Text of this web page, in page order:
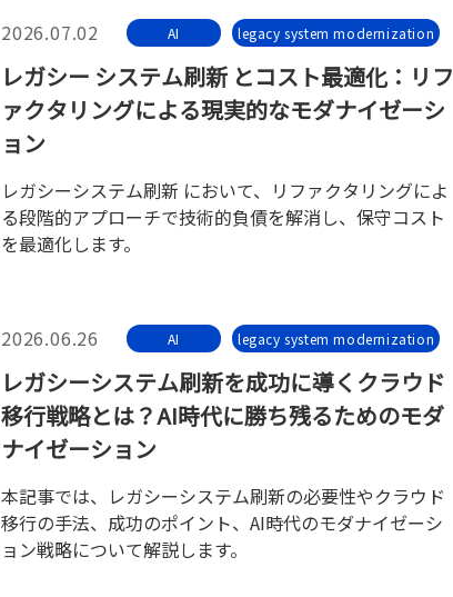
2026.07.02 AI legacy system modernization
レガシー システム刷新 とコスト最適化：リフ
ァクタリングによる現実的なモダナイゼーシ
ョン
レガシーシステム刷新 において、リファクタリングによ
る段階的アプローチで技術的負債を解消し、保守コスト
を最適化します。
2026.06.26 AI legacy system modernization
レガシーシステム刷新を成功に導くクラウド
移行戦略とは？AI時代に勝ち残るためのモダ
ナイゼーション
本記事では、レガシーシステム刷新の必要性やクラウド
移行の手法、成功のポイント、AI時代のモダナイゼーシ
ョン戦略について解説します。